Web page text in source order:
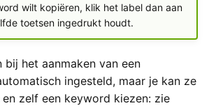
wilt kopiëren, klik het label dan aan
toetsen ingedrukt houdt.
bij het aanmaken van een
ingesteld, maar je kan ze
zelf een keyword kiezen: zie